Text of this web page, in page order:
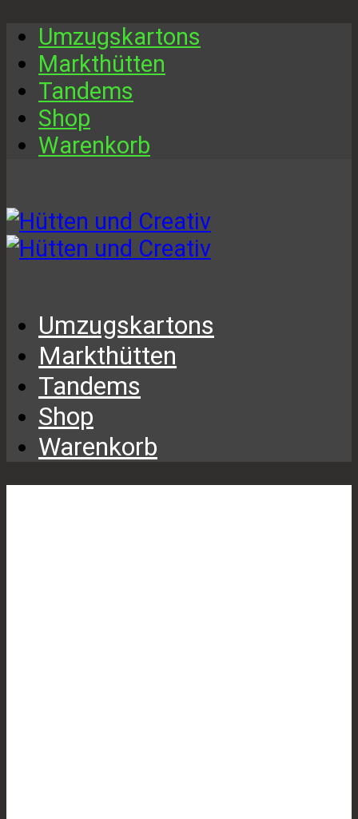
Umzugskartons
Markthütten
Tandems
Shop
Warenkorb
Umzugskartons
Markthütten
Tandems
Shop
Warenkorb